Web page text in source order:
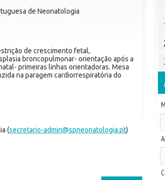
de Neonatologia
de crescimento fetal,
broncopulmonar- orientação após a
primeiras linhas orientadoras. Mesa
na paragem cardiorrespiratória do
(secretario-admin@spneonatologia.pt)